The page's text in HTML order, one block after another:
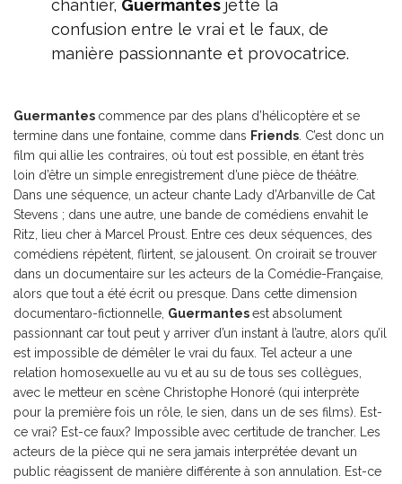
chantier, Guermantes jette la
confusion entre le vrai et le faux, de
manière passionnante et provocatrice.
Guermantes commence par des plans d’hélicoptère et se
termine dans une fontaine, comme dans Friends . C’est donc un
film qui allie les contraires, où tout est possible, en étant très
loin d’être un simple enregistrement d’une pièce de théâtre.
Dans une séquence, un acteur chante Lady d’Arbanville de Cat
Stevens ; dans une autre, une bande de comédiens envahit le
Ritz, lieu cher à Marcel Proust. Entre ces deux séquences, des
comédiens répètent, flirtent, se jalousent. On croirait se trouver
dans un documentaire sur les acteurs de la Comédie-Française,
alors que tout a été écrit ou presque. Dans cette dimension
documentaro-fictionnelle, Guermantesest absolument
passionnant car tout peut y arriver d’un instant à l’autre, alors qu’il
est impossible de démêler le vrai du faux. Tel acteur a une
relation homosexuelle au vu et au su de tous ses collègues,
avec le metteur en scène Christophe Honoré (qui interprète
pour la première fois un rôle, le sien, dans un de ses films). Est-
ce vrai? Est-ce faux? Impossible avec certitude de trancher. Les
acteurs de la pièce qui ne sera jamais interprétée devant un
public réagissent de manière différente à son annulation. Est-ce